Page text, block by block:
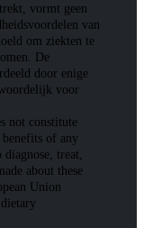
vormt geen
van
om ziekten te
De
door enige
voor
not constitute
of any
treat,
about these
Union